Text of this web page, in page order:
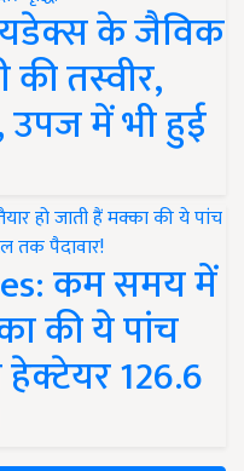
के जैविक
तस्वीर,
में भी हुई
कम समय में
की ये पांच
हेक्टेयर 126.6